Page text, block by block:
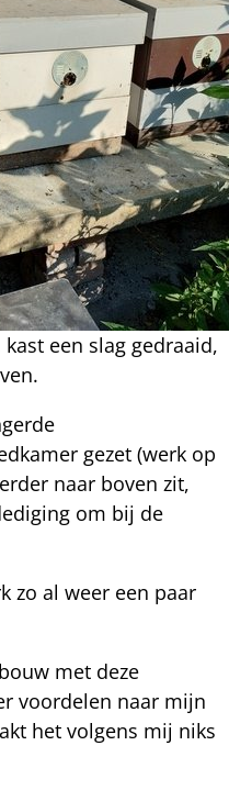
een slag gedraaid,
gezet (werk op
naar boven zit,
om bij de
zo al weer een paar
met deze
voordelen naar mijn
het volgens mij niks